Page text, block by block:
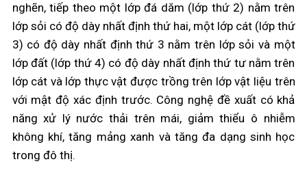
nghẽn, tiếp theo một lớp đá dăm (lớp thứ 2) nằm trên
lớp sỏi có độ dày nhất định thứ hai, một lớp cát (lớp thứ
3) có độ dày nhất định thứ 3 nằm trên lớp sỏi và một
lớp đất (lớp thứ 4) có độ dày nhất định thứ tư nằm trên
lớp cát và lớp thực vật được trồng trên lớp vật liệu trên
với mật độ xác định trước. Công nghệ đề xuất có khả
năng xử lý nước thải trên mái, giảm thiểu ô nhiễm
không khí, tăng mảng xanh và tăng đa dạng sinh học
trong đô thị.